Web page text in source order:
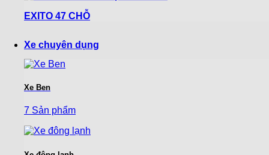
EXITO 47 CHỖ
Xe chuyên dụng
Xe Ben
7 Sản phẩm